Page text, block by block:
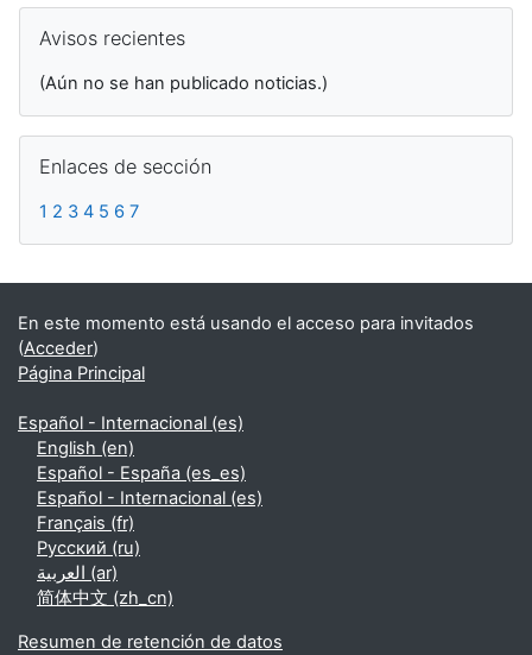
Avisos recientes
(Aún no se han publicado noticias.)
Enlaces de sección
1 2 3 4 5 6 7
En este momento está usando el acceso para invitados
(Acceder)
Página Principal
Español - Internacional ‎(es)‎
English ‎(en)‎
Español - España ‎(es_es)‎
Español - Internacional ‎(es)‎
Français ‎(fr)‎
Русский ‎(ru)‎
العربية ‎(ar)‎
简体中文 ‎(zh_cn)‎
Resumen de retención de datos